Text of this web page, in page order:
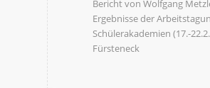
Bericht von Wolfgang
Ergebnisse der
Schülerakademien (17.-
Fürsteneck